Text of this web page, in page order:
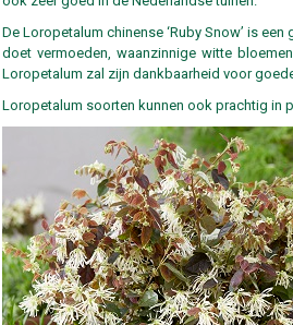
De Loropetalum chinense ‘Ruby Snow’ is
doet vermoeden, waanzinnige witte
Loropetalum zal zijn dankbaarheid voor
Loropetalum soorten kunnen ook prachtig in